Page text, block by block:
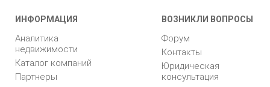
ИНФОРМАЦИЯ
Аналитика
недвижимости
Каталог компаний
Партнеры
ВОЗНИКЛИ ВОПРОСЫ
Форум
Контакты
Юридическая
консультация